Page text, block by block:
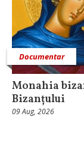
Documentar
Monahia
Bizanțului
09 Aug, 2026